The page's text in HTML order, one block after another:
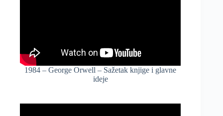
1984 – George Orwell – Sažetak knjige i glavne
ideje